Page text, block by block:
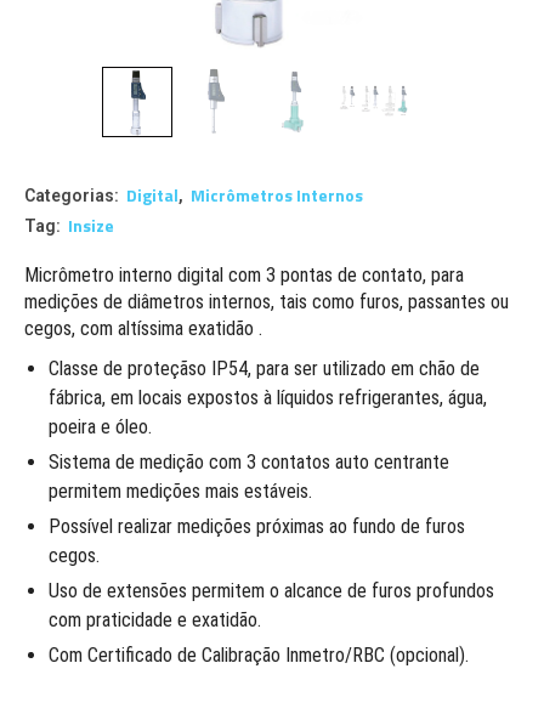
Categorias: Digital, Micrômetros Internos
Tag: Insize
Micrômetro interno digital com 3 pontas de contato, para
medições de diâmetros internos, tais como furos, passantes ou
cegos, com altíssima exatidão .
Classe de proteçãso IP54, para ser utilizado em chão de
fábrica, em locais expostos à líquidos refrigerantes, água,
poeira e óleo.
Sistema de medição com 3 contatos auto centrante
permitem medições mais estáveis.
Possível realizar medições próximas ao fundo de furos
cegos.
Uso de extensões permitem o alcance de furos profundos
com praticidade e exatidão.
Com Certificado de Calibração Inmetro/RBC (opcional).